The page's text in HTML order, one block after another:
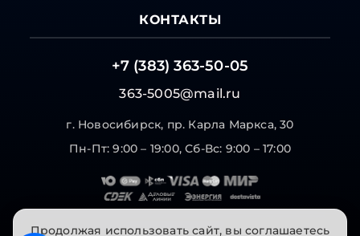
КОНТАКТЫ
+7 (383) 363-50-05
363-5005@mail.ru
г. Новосибирск, пр. Карла Маркса, 30
Пн-Пт: 9:00 – 19:00, Сб-Вс: 9:00 – 17:00
Продолжая использовать сайт, вы соглашаетесь